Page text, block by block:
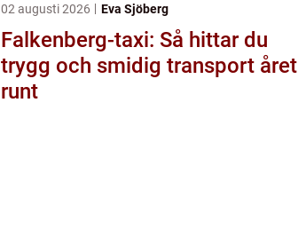
02 augusti 2026 Eva Sjöberg
Falkenberg-taxi: Så hittar du
trygg och smidig transport året
runt